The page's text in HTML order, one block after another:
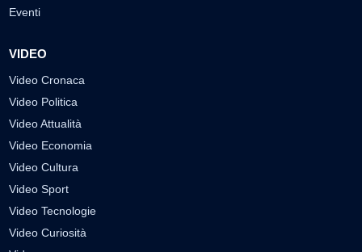
Eventi
VIDEO
Video Cronaca
Video Politica
Video Attualità
Video Economia
Video Cultura
Video Sport
Video Tecnologie
Video Curiosità